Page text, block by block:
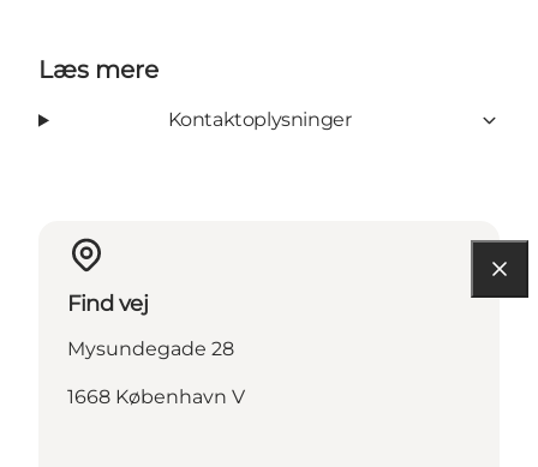
Læs mere
Kontaktoplysninger
Find vej
Mysundegade 28
1668 København V